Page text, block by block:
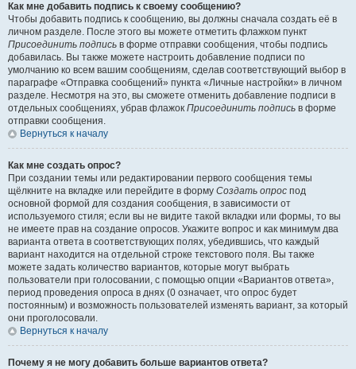
Как мне добавить подпись к своему сообщению?
Чтобы добавить подпись к сообщению, вы должны сначала создать её в
личном разделе. После этого вы можете отметить флажком пункт
Присоединить подпись в форме отправки сообщения, чтобы подпись
добавилась. Вы также можете настроить добавление подписи по
умолчанию ко всем вашим сообщениям, сделав соответствующий выбор в
параграфе «Отправка сообщений» пункта «Личные настройки» в личном
разделе. Несмотря на это, вы сможете отменить добавление подписи в
отдельных сообщениях, убрав флажок Присоединить подпись в форме
отправки сообщения.
Вернуться к началу
Как мне создать опрос?
При создании темы или редактировании первого сообщения темы
щёлкните на вкладке или перейдите в форму Создать опрос под
основной формой для создания сообщения, в зависимости от
используемого стиля; если вы не видите такой вкладки или формы, то вы
не имеете прав на создание опросов. Укажите вопрос и как минимум два
варианта ответа в соответствующих полях, убедившись, что каждый
вариант находится на отдельной строке текстового поля. Вы также
можете задать количество вариантов, которые могут выбрать
пользователи при голосовании, с помощью опции «Вариантов ответа»,
период проведения опроса в днях (0 означает, что опрос будет
постоянным) и возможность пользователей изменять вариант, за который
они проголосовали.
Вернуться к началу
Почему я не могу добавить больше вариантов ответа?